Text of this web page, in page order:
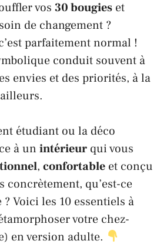
vos 30 bougies et
de changement ?
parfaitement normal !
conduit souvent à
envies et des priorités, à la
étudiant ou la déco
à un intérieur qui vous
, confortable et conçu
concrètement, qu’est-ce
Voici les 10 essentiels à
votre chez-
en version adulte.